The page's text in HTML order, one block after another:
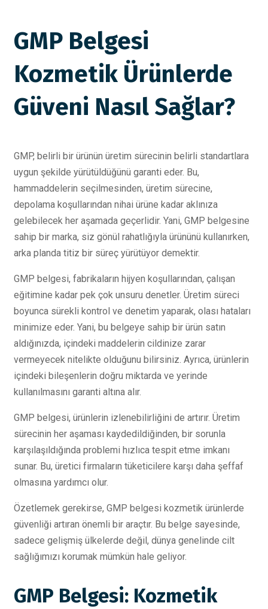
GMP Belgesi
Kozmetik Ürünlerde
Güveni Nasıl Sağlar?
GMP, belirli bir ürünün üretim sürecinin belirli standartlara
uygun şekilde yürütüldüğünü garanti eder. Bu,
hammaddelerin seçilmesinden, üretim sürecine,
depolama koşullarından nihai ürüne kadar aklınıza
gelebilecek her aşamada geçerlidir. Yani, GMP belgesine
sahip bir marka, siz gönül rahatlığıyla ürününü kullanırken,
arka planda titiz bir süreç yürütüyor demektir.
GMP belgesi, fabrikaların hijyen koşullarından, çalışan
eğitimine kadar pek çok unsuru denetler. Üretim süreci
boyunca sürekli kontrol ve denetim yaparak, olası hataları
minimize eder. Yani, bu belgeye sahip bir ürün satın
aldığınızda, içindeki maddelerin cildinize zarar
vermeyecek nitelikte olduğunu bilirsiniz. Ayrıca, ürünlerin
içindeki bileşenlerin doğru miktarda ve yerinde
kullanılmasını garanti altına alır.
GMP belgesi, ürünlerin izlenebilirliğini de artırır. Üretim
sürecinin her aşaması kaydedildiğinden, bir sorunla
karşılaşıldığında problemi hızlıca tespit etme imkanı
sunar. Bu, üretici firmaların tüketicilere karşı daha şeffaf
olmasına yardımcı olur.
Özetlemek gerekirse, GMP belgesi kozmetik ürünlerde
güvenliği artıran önemli bir araçtır. Bu belge sayesinde,
sadece gelişmiş ülkelerde değil, dünya genelinde cilt
sağlığımızı korumak mümkün hale geliyor.
GMP Belgesi: Kozmetik